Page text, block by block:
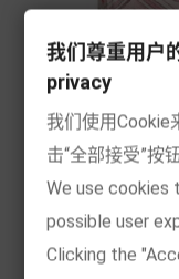
我们尊重用户
privacy
我们使用Cookie
击“全部接受”按
We use cookies
possible user
Clicking the